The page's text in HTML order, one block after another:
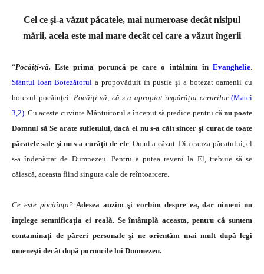
Cel ce şi-a văzut păcatele, mai numeroase decât nisipul
mării, acela este mai ma­re decât cel care a văzut îngerii
“Pocăiţi-vă.Este prima poruncă pe care o întâlnim înEvanghelie.
Sfântul Ioan Botezătorula propovăduit în pustie şi a botezat oamenii cu
botezul pocăinţei: Pocă­iţi-vă, că s-a apropiat împărăţia cerurilor (Matei
3,2). Cu aceste cuvinte Mântuitorul a început să predice pentru că nu poate
Domnul să Se arate sufletului, dacă el nu s-a căit sincer şi curat de toate
păcatele sale şi nu s-a curăţit de ele. Omul a căzut. Din cauza păcatului, el
s-a îndepărtat de Dumnezeu. Pentru a putea reveni la El, trebuie să se
căiască, aceasta fiind singura cale de reîntoarcere.
Ce este pocăinţa? Adesea auzim şi vorbim despre ea, dar nimeni nu
înţelege semnificaţia ei reală. Se întâmplă aceasta, pentru că suntem
contaminaţi de păreri perso­nale şi ne orientăm mai mult după legi
omeneşti decât după poruncile lui Dumnezeu.